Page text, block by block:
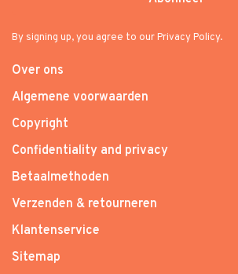
By signing up, you agree to our Privacy Policy.
Over ons
Algemene voorwaarden
Copyright
Confidentiality and privacy
Betaalmethoden
Verzenden & retourneren
Klantenservice
Sitemap